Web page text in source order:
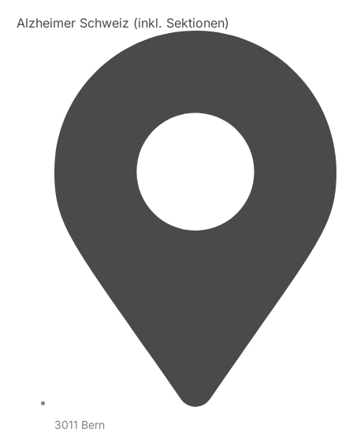
Alzheimer Schweiz (inkl. Sektionen)
3011 Bern